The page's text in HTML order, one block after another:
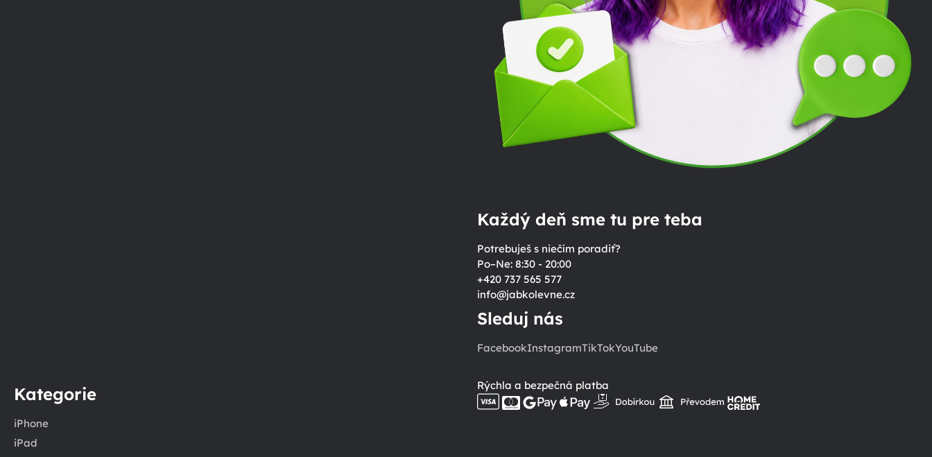
Každý deň sme tu pre teba
Potrebuješ s niečím poradiť?
Po–Ne: 8:30 - 20:00
+420 737 565 577
info@jabkolevne.cz
Sleduj nás
FacebookInstagramTikTokYouTube
Kategorie
iPhone
iPad
Rýchla a bezpečná platba